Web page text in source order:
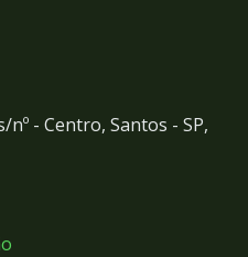
nº - Centro, Santos - SP,